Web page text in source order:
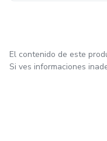
El contenido de este
Si ves informaciones